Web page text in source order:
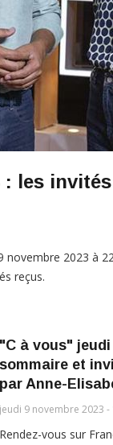
les
2023 à
reçus.
"C à vous" jeudi
sommaire et
par Anne-
jeudi 9 novembre 2023 -
Rendez-vous sur